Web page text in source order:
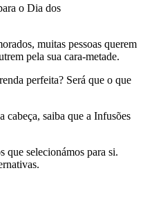
muitas pessoas querem
pela sua cara-metade.
perfeita? Será que o que
cabeça, saiba que a Infusões
que selecionámos para si.